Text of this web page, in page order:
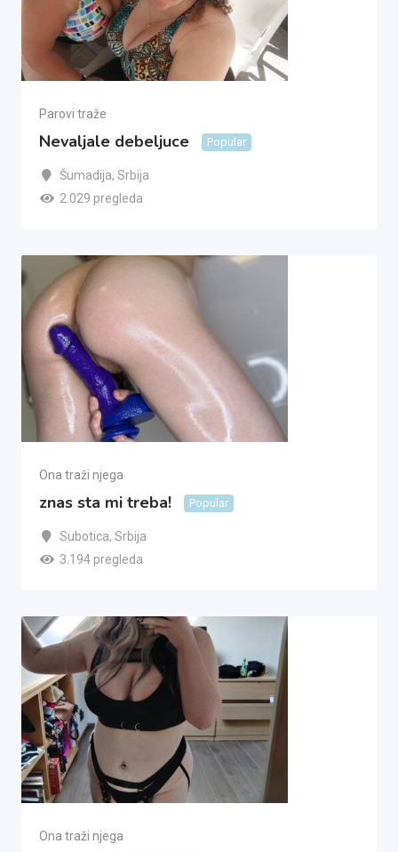
Parovi traže
Nevaljale debeljuce Popular
Šumadija, Srbija
2.029 pregleda
Ona traži njega
znas sta mi treba! Popular
Subotica, Srbija
3.194 pregleda
Ona traži njega